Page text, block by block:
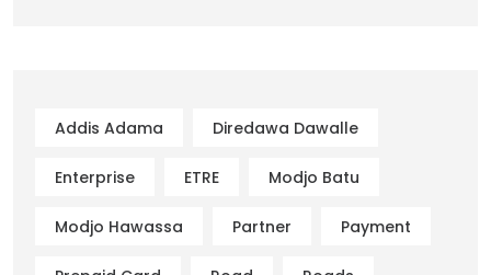
Addis Adama Diredawa Dawalle
Enterprise ETRE Modjo Batu
Modjo Hawassa Partner Payment